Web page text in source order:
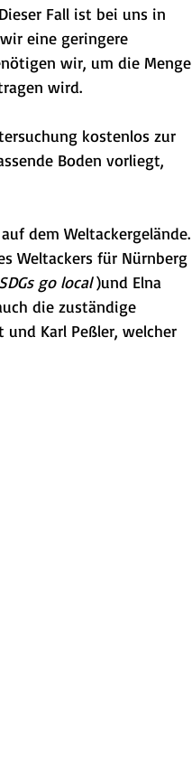
Fall ist bei uns in
eine geringere
wir, um die Menge
wird.
kostenlos zur
Boden vorliegt,
dem Weltackergelände.
Weltackers für Nürnberg
SDGs go local )und Elna
die zuständige
Karl Peßler, welcher